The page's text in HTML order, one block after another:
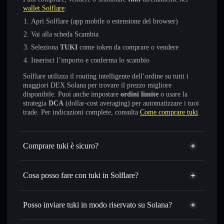
wallet Solflare:
Apri Solflare (app mobile o estensione del browser)
Vai alla scheda Scambia
Seleziona TUKI come token da comprare o vendere
Inserisci l’importo e conferma lo scambio
Solflare utilizza il routing intelligente dell’ordine su tutti i
maggiori DEX Solana per trovare il prezzo migliore
disponibile. Puoi anche impostare ordini limite o usare la
strategia DCA (dollar-cost averaging) per automatizzare i tuoi
trade. Per indicazioni complete, consulta Come comprare tuki.
Comprare tuki è sicuro?
tuki non è verificato
Cosa posso fare con tuki in Solflare?
tuki
wallet Solflare
Scambiare istantaneamente— scambia TUKI in SOL,
con il routing intelligente dell’ordine
Posso inviare tuki in modo riservato su Solana?
Aggregatore di privacy